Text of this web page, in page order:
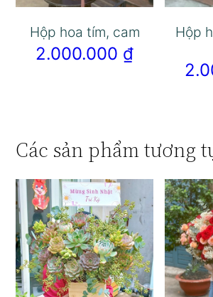
Hộp hoa tím, cam
2.000.000 ₫
Hộp
Các sản phẩm tương